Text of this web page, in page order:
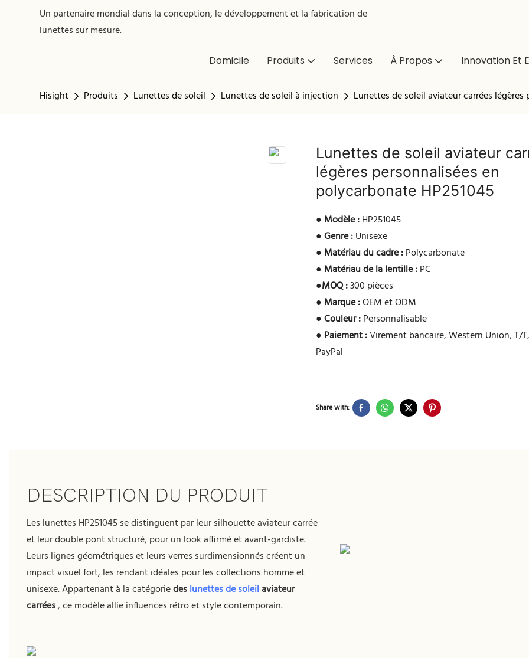
Un partenaire mondial dans la conception, le développement et la fabrication de
lunettes sur mesure.
Domicile Produits Services À Propos Innovation Et
Hisight Produits Lunettes de soleil Lunettes de soleil à injection Lunettes de soleil aviateur carrées
Lunettes de soleil aviateur
légères personnalisées en
polycarbonate HP251045
● Modèle :HP251045
●Genre :Unisexe
● Matériau du cadre :Polycarbonate
● Matériau de la lentille :PC
●MOQ :300 pièces
● Marque :OEM et ODM
●Couleur :Personnalisable
● Paiement :Virement bancaire, Western Union, T/
PayPal
Share with:
DESCRIPTION DU PRODUIT
Les lunettes HP251045 se distinguent par leur silhouette aviateur carrée
et leur double pont structuré, pour un look affirmé et avant-gardiste.
Leurs lignes géométriques et leurs verres surdimensionnés créent un
impact visuel fort, les rendant idéales pour les collections homme et
unisexe. Appartenant à la catégoriedeslunettes de soleilaviateur
carrées, ce modèle allie influences rétro et style contemporain.